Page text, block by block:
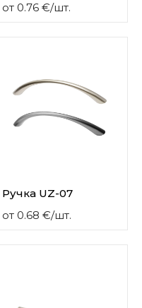
от 0.76 €/шт.
Ручка UZ-07
от 0.68 €/шт.